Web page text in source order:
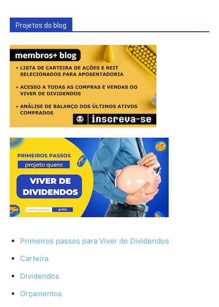
Projetos do blog
Primeiros passos para Viver de Dividendos
Carteira
Dividendos
Orçamentos